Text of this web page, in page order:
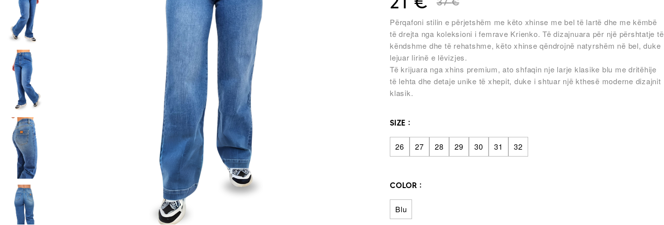
Përqafoni stilin e përjetshëm me këto xhinse me bel të lartë dhe me këmbë
të drejta nga koleksioni i femrave Krienko. Të dizajnuara për një përshtatje të
këndshme dhe të rehatshme, këto xhinse qëndrojnë natyrshëm në bel, duke
lejuar lirinë e lëvizjes.
Të krijuara nga xhins premium, ato shfaqin nje larje klasike blu me dritëhije
të lehta dhe detaje unike të xhepit, duke i shtuar një kthesë moderne dizajnit
klasik.
SIZE
26 27 28 29 30 31 32
COLOR
Blu